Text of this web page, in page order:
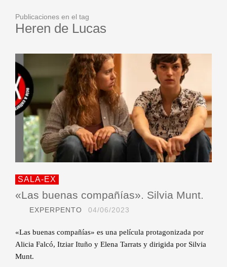
Publicaciones en el tag
Heren de Lucas
SALA-EX
«Las buenas compañías». Silvia Munt.
EXPERPENTO 04/06/2023
«Las buenas compañías» es una película protagonizada por
Alicia Falcó, Itziar Ituño y Elena Tarrats y dirigida por Silvia
Munt.